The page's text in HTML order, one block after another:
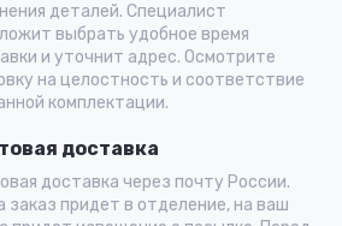
деталей. Специалист
выбрать удобное время
и уточнит адрес. Осмотрите
на целостность и соответствие
комплектации.
доставка
доставка через почту России.
заказ придет в отделение, на ваш